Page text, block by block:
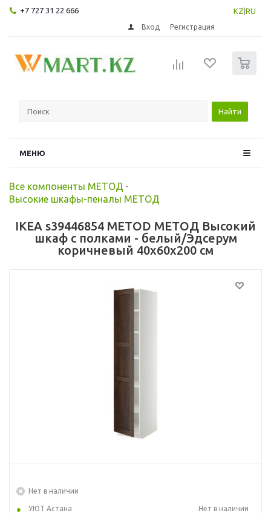
+7 727 31 22 666 KZ RU
Вход Регистрация
Найти
МЕНЮ
Все компоненты МЕТОД -
Высокие шкафы-пеналы МЕТОД
IKEA s39446854 METOD МЕТОД Высокий
шкаф с полками - белый/Эдсерум
коричневый 40x60x200 см
Нет в наличии
УЮТ Астана
Нет в наличии